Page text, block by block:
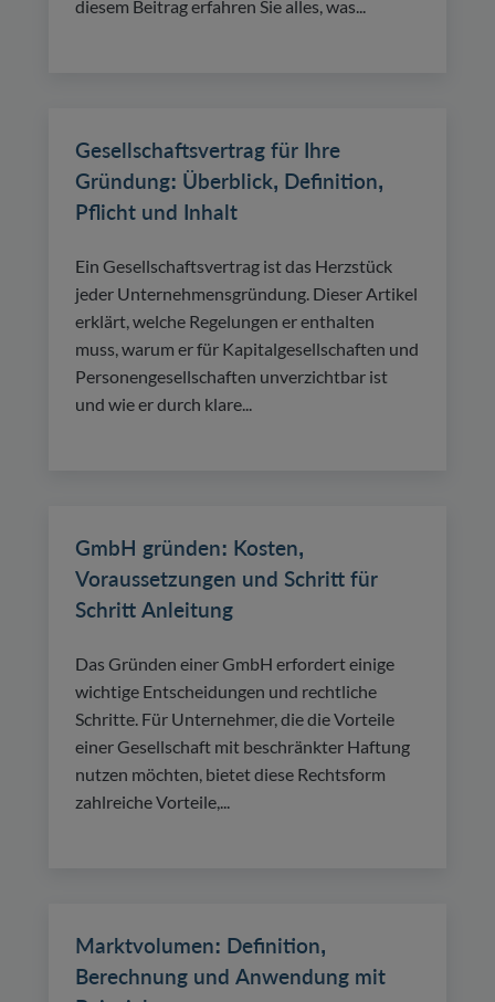
diesem Beitrag erfahren Sie alles, was...
Gesellschaftsvertrag für Ihre
Gründung: Überblick, Definition,
Pflicht und Inhalt
Ein Gesellschaftsvertrag ist das Herzstück
jeder Unternehmensgründung. Dieser Artikel
erklärt, welche Regelungen er enthalten
muss, warum er für Kapitalgesellschaften und
Personengesellschaften unverzichtbar ist
und wie er durch klare...
GmbH gründen: Kosten,
Voraussetzungen und Schritt für
Schritt Anleitung
Das Gründen einer GmbH erfordert einige
wichtige Entscheidungen und rechtliche
Schritte. Für Unternehmer, die die Vorteile
einer Gesellschaft mit beschränkter Haftung
nutzen möchten, bietet diese Rechtsform
zahlreiche Vorteile,...
Marktvolumen: Definition,
Berechnung und Anwendung mit